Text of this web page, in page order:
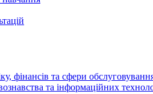
фінансів та сфери
та інформаційних